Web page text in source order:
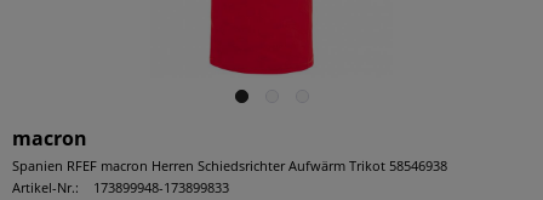
macron
Spanien RFEF macron Herren Schiedsrichter Aufwärm Trikot 58546938
Artikel-Nr.:
173899948-173899833